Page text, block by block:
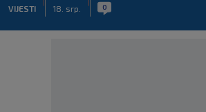
VIJESTI 18. srp. 0